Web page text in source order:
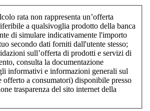
rata non rappresenta un’offerta
a qualsivoglia prodotto della banca
di simulare indicativamente l'importo
secondo dati forniti dall'utente stesso;
sull’offerta di prodotti e servizi di
consulta la documentazione
informativi e informazioni generali sul
a consumatori) disponibile presso
trasparenza del sito internet della